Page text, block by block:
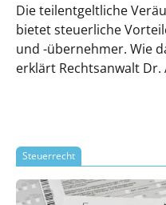
Die teilentgeltliche
bietet steuerliche
und -übernehmer. Wie
erklärt Rechtsanwalt Dr.
Steuerrecht